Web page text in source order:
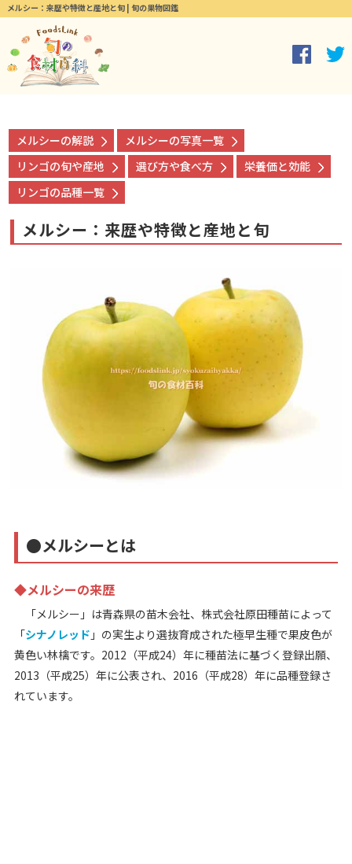
メルシー：来歴や特徴と産地と旬 | 旬の果物図鑑
メルシーの解説
メルシーの写真一覧
リンゴの旬や産地
選び方や食べ方
栄養価と効能
リンゴの品種一覧
メルシー：来歴や特徴と産地と旬
●メルシーとは
◆メルシーの来歴
「メルシー」は青森県の苗木会社、株式会社原田種苗によって
「シナノレッド 」の実生より選抜育成された極早生種で果皮色が
黄色い林檎です。2012（平成24）年に種苗法に基づく登録出願、
2013（平成25）年に公表され、2016（平成28）年に品種登録さ
れています。